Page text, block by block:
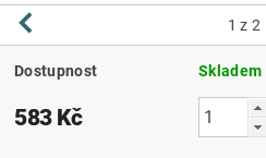
1 z 2
Dostupnost Skladem
583 Kč